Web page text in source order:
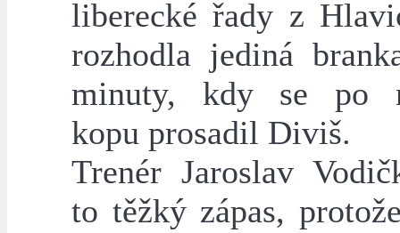
liberecké řady z
rozhodla jediná
minuty, kdy se po
kopu prosadil Diviš.
Trenér Jaroslav
to těžký zápas,